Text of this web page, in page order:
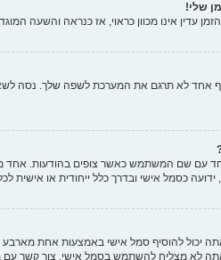
שלי!
עדין אינו מכוון כראוי, אז כנראה והשעה
לא תרגם את המערכת לשפה שלך. נסה
יחד עם שם המשתמש כאשר צופים בהודעות.
כסמל אישי ובדרך כלל ייחודית או אישית
לא מצליח להשתמש בסמל אישי, צור קשר עם